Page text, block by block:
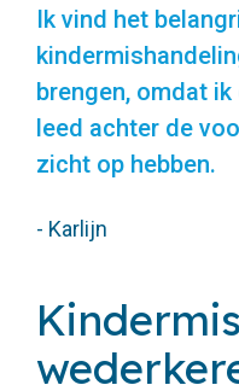
Ik vind het
brengen, omdat
leed achter de
zicht op hebben.
- Karlijn